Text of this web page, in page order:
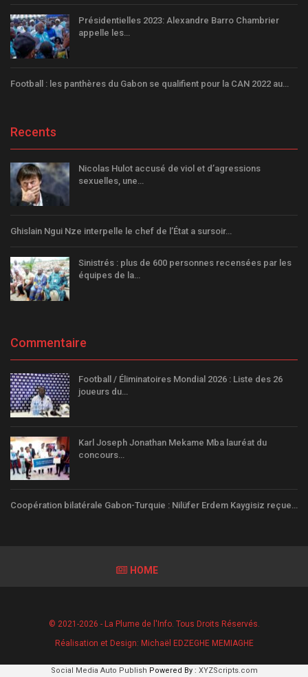
Présidentielles 2023: Alexandre Barro Chambrier
appelle les…
Football : les panthères du Gabon se qualifient pour la CAN 2022 au…
Recents
Nicolas Hulot accusé de viol et d’agressions
sexuelles, une…
Ghislain Ngui Nze interpelle le chef de l’État a sursoir…
Sinistrés : plus de 600 personnes recensées par les
équipes de la…
Commentaire
Football / Éliminatoires Mondial 2026 : Liste des 26
joueurs du…
Karl Joseph Jonathan Mekame Mba lauréat du
concours…
Coopération bilatérale Gabon-Turquie : Nilüfer Erdem Kaygisiz reçue…
HOME
© 2021-2026 - La Plume de l'Info. Tous Droits Réservés.
Réalisation et Design: Michaël EDZEGHE MEMIAGHE
Social Media Auto Publish Powered By : XYZScripts.com